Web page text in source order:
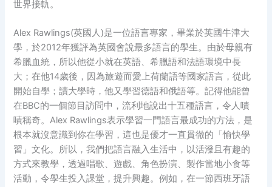
世界接軌。
Alex Rawlings(英國人)是一位語言專家，畢業於英國牛津大
學，於2012年獲評為英國會說最多語言的學生。由於母親有
希臘血統，所以他從小就在英語、希臘語和法語環境中長
大；在他14歲後，因為旅遊而愛上荷蘭語等國家語言，從此
開始自學；讀大學時，他又學習德語和俄語等。記得他能曾
在BBC的一個節目訪問中，流利地說出十五種語言，令人嘖
嘖稱奇。Alex Rawlings表示學習一門語言最成功的方法，是
根本就沒意識到你在學習，這也是優才一直貫徹的「愉快學
習」文化。所以，我們把語言融入生活中，以活潑且有趣的
方式來教學，透過唱歌、遊戲、角色扮演、製作當地小食等
活動，令學生投入課堂，提升興趣。例如，在一節西班牙語